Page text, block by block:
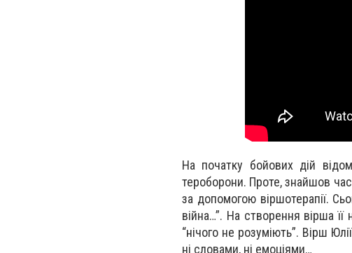
На початку бойових дій
тероборони. Проте, знайшов час
за допомогою віршотерапії.
війна…”. На створення вірша
“нічого не розуміють”. Вірш
ні словами, ні емоціями…